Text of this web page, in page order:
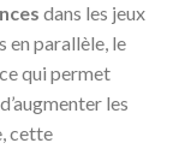
dans les jeux
en parallèle, le
qui permet
les
cette